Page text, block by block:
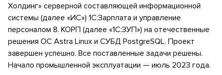
Холдинг» серверной составляющей информационной
системы (далее «ИС») 1С:Зарплата и управление
персоналом 8. КОРП (далее «1С:ЗУП») на отечественные
решения ОС Astra Linux и СУБД PostgreSQL. Проект
завершен успешно. Все поставленные задачи решены.
Начало промышленной эксплуатации — июль 2023 года.